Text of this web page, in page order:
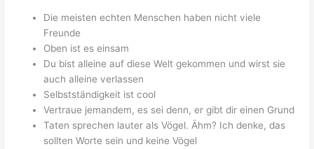
Die meisten echten Menschen haben nicht viele
Freunde
Oben ist es einsam
Du bist alleine auf diese Welt gekommen und wirst sie
auch alleine verlassen
Selbstständigkeit ist cool
Vertraue jemandem, es sei denn, er gibt dir einen Grund
Taten sprechen lauter als Vögel. Ähm? Ich denke, das
sollten Worte sein und keine Vögel